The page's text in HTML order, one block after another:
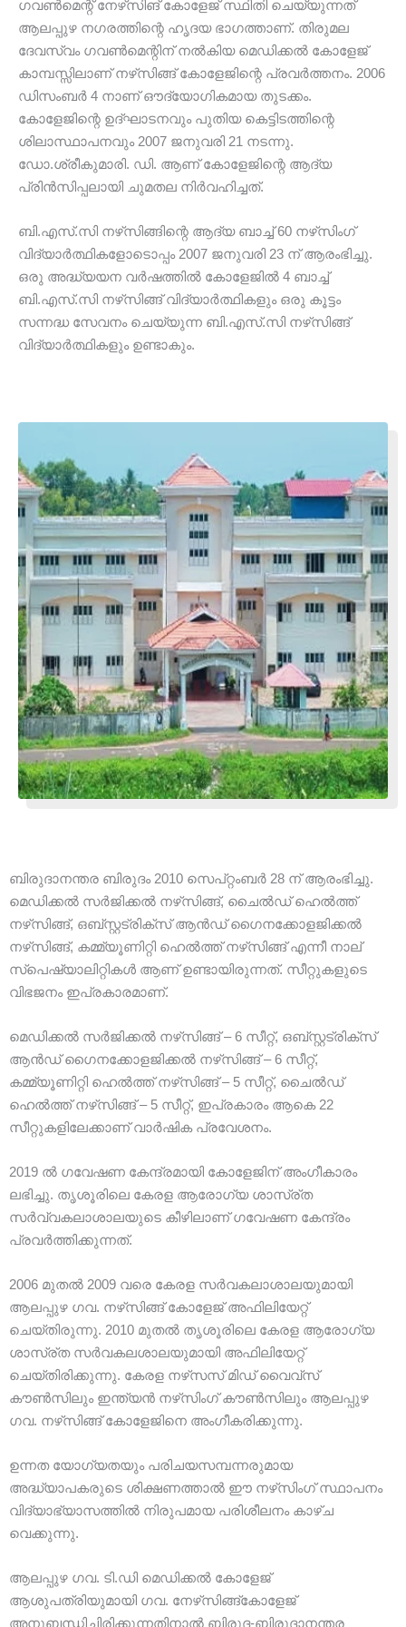
ഗവൺമെന്റ് നേഴ്‌സിങ് കോളേജ് സ്ഥിതി ചെയ്യുന്നത്
ആലപ്പുഴ നഗരത്തിന്റെ ഹൃദയ ഭാഗത്താണ്. തിരുമല
ദേവസ്വം ഗവൺമെന്റിന് നൽകിയ മെഡിക്കൽ കോളേജ്
കാമ്പസ്സിലാണ് നഴ്‌സിങ്ങ് കോളേജിന്റെ പ്രവർത്തനം. 2006
ഡിസംബർ 4 നാണ് ഔദ്യോഗികമായ തുടക്കം.
കോളേജിന്റെ ഉദ്ഘാടനവും പുതിയ കെട്ടിടത്തിന്റെ
ശിലാസ്ഥാപനവും 2007 ജനുവരി 21 നടന്നു.
ഡോ.ശ്രീകുമാരി. ഡി. ആണ് കോളേജിന്റെ ആദ്യ
പ്രിൻസിപ്പലായി ചുമതല നിർവഹിച്ചത്.
ബി.എസ്.സി നഴ്‌സിങ്ങിന്റെ ആദ്യ ബാച്ച് 60 നഴ്‌സിംഗ്
വിദ്യാർത്ഥികളോടൊപ്പം 2007 ജനുവരി 23 ന് ആരംഭിച്ചു.
ഒരു അദ്ധ്യയന വർഷത്തിൽ കോളേജിൽ 4 ബാച്ച്
ബി.എസ്.സി നഴ്‌സിങ്ങ് വിദ്യാർത്ഥികളും ഒരു കൂട്ടം
സന്നദ്ധ സേവനം ചെയ്യുന്ന ബി.എസ്.സി നഴ്‌സിങ്ങ്
വിദ്യാർത്ഥികളും ഉണ്ടാകും.
ബിരുദാനന്തര ബിരുദം 2010 സെപ്റ്റംബർ 28 ന് ആരംഭിച്ചു.
മെഡിക്കൽ സർജിക്കൽ നഴ്‌സിങ്ങ്, ചൈൽഡ് ഹെൽത്ത്
നഴ്‌സിങ്ങ്, ഒബ്‌സ്റ്റട്രിക്‌സ് ആൻഡ് ഗൈനക്കോളജിക്കൽ
നഴ്‌സിങ്ങ്, കമ്മ്യൂണിറ്റി ഹെൽത്ത് നഴ്‌സിങ്ങ് എന്നീ നാല്
സ്‌പെഷ്യാലിറ്റികൾ ആണ് ഉണ്ടായിരുന്നത്. സീറ്റുകളുടെ
വിഭജനം ഇപ്രകാരമാണ്.
മെഡിക്കൽ സർജിക്കൽ നഴ്‌സിങ്ങ് – 6 സീറ്റ്, ഒബ്‌സ്റ്റട്രിക്‌സ്
ആൻഡ് ഗൈനക്കോളജിക്കൽ നഴ്‌സിങ്ങ് – 6 സീറ്റ്,
കമ്മ്യൂണിറ്റി ഹെൽത്ത് നഴ്‌സിങ്ങ് – 5 സീറ്റ്, ചൈൽഡ്
ഹെൽത്ത് നഴ്‌സിങ്ങ് – 5 സീറ്റ്, ഇപ്രകാരം ആകെ 22
സീറ്റുകളിലേക്കാണ് വാർഷിക പ്രവേശനം.
2019 ൽ ഗവേഷണ കേന്ദ്രമായി കോളേജിന് അംഗീകാരം
ലഭിച്ചു. തൃശൂരിലെ കേരള ആരോഗ്യ ശാസ്ര്ത
സർവ്വകലാശാലയുടെ കീഴിലാണ് ഗവേഷണ കേന്ദ്രം
പ്രവർത്തിക്കുന്നത്.
2006 മുതൽ 2009 വരെ കേരള സർവകലാശാലയുമായി
ആലപ്പുഴ ഗവ. നഴ്‌സിങ്ങ് കോളേജ് അഫിലിയേറ്റ്
ചെയ്തിരുന്നു. 2010 മുതൽ തൃശൂരിലെ കേരള ആരോഗ്യ
ശാസ്ര്ത സർവകലശാലയുമായി അഫിലിയേറ്റ്
ചെയ്തിരിക്കുന്നു. കേരള നഴ്‌സസ് മിഡ് വൈവ്‌സ്
കൗൺസിലും ഇന്ത്യൻ നഴ്‌സിംഗ് കൗൺസിലും ആലപ്പുഴ
ഗവ. നഴ്‌സിങ്ങ് കോളേജിനെ അംഗീകരിക്കുന്നു.
ഉന്നത യോഗ്യതയും പരിചയസമ്പന്നരുമായ
അദ്ധ്യാപകരുടെ ശിക്ഷണത്താൽ ഈ നഴ്‌സിംഗ് സ്ഥാപനം
വിദ്യാഭ്യാസത്തിൽ നിരുപമായ പരിശീലനം കാഴ്ച
വെക്കുന്നു.
ആലപ്പുഴ ഗവ. ടി.ഡി മെഡിക്കൽ കോളേജ്
ആശുപത്രിയുമായി ഗവ. നേഴ്‌സിങ്ങ്‌കോളേജ്
അനുബന്ധിച്ചിരിക്കുന്നതിനാൽ ബിരുദ-ബിരുദാനന്തര